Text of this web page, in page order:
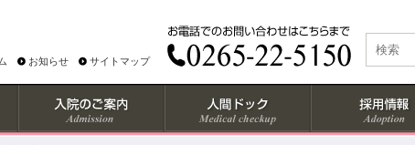
お知らせ サイトマップ